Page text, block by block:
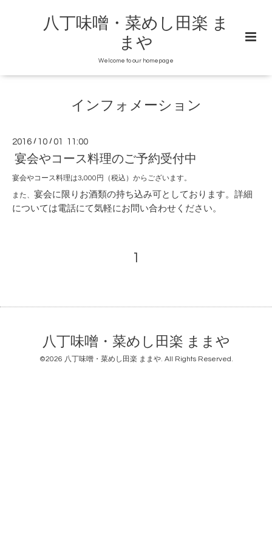
八丁味噌・菜めし田楽 ま
まや
Welcome to our homepage
インフォメーション
2016 / 10 /01 11:00
宴会やコース料理のご予約受付中
宴会やコース料理は3,000円（税込）からございます。
また、 宴会に限りお酒類の持ち込み可としております。詳細
については電話にて気軽にお問い合わせください。
1
八丁味噌・菜めし田楽 ままや
©2026 八丁味噌・菜めし田楽 ままや. All Rights Reserved.